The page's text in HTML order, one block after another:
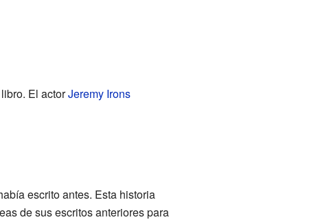
El actorJeremy Irons
escrito antes. Esta historia
de sus escritos anteriores para